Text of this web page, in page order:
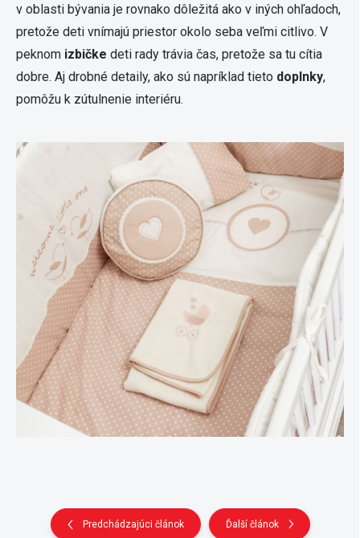
v oblasti bývania je rovnako dôležitá ako v iných ohľadoch,
pretože deti vnímajú priestor okolo seba veľmi citlivo. V
peknom izbičke deti rady trávia čas, pretože sa tu cítia
dobre. Aj drobné detaily, ako sú napríklad tieto doplnky,
pomôžu k zútulnenie interiéru.
Predchádzajúci článok Ďalší článok